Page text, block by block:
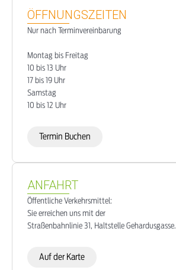
ÖFFNUNGSZEITEN
Nur nach Terminvereinbarung
Montag bis Freitag
10 bis 13 Uhr
17 bis 19 Uhr
Samstag
10 bis 12 Uhr
Termin Buchen
ANFAHRT
Öffentliche Verkehrsmittel:
Sie erreichen uns mit der
Straßenbahnlinie 31, Haltstelle Gehardusgasse.
Auf der Karte